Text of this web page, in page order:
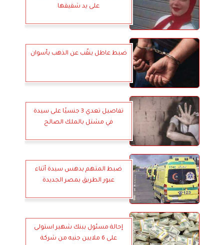
على يد شقيقها
ضبط عاطل ينقّب عن الذهب بأسوان
تفاصيل تعدي 3 جنسيًا على سيدة
في مشتل بالملك الصالح
ضبط المتهم بدهس سيدة أثناء
عبور الطريق بمصر الجديدة
إحالة مسئول ببنك شهير استولى
على 6 ملايين جنيه من شركة